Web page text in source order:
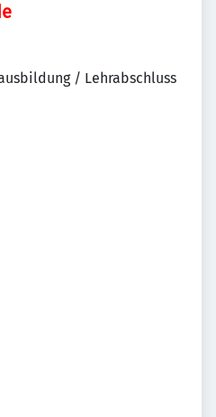
/ Lehrabschluss